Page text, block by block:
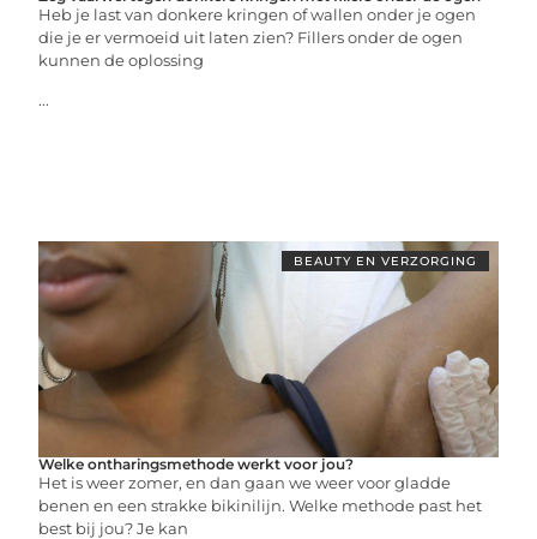
Heb je last van donkere kringen of wallen onder je ogen
die je er vermoeid uit laten zien? Fillers onder de ogen
kunnen de oplossing
...
BEAUTY EN VERZORGING
Welke ontharingsmethode werkt voor jou?
Het is weer zomer, en dan gaan we weer voor gladde
benen en een strakke bikinilijn. Welke methode past het
best bij jou? Je kan